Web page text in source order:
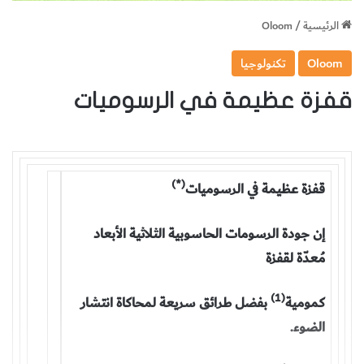
الرئيسية/
Oloom
Oloom تكنولوجيا
قفزة عظيمة في الرسوميات
قفزة عظيمة في الرسوميات(*)
إن جودة الرسومات الحاسوبية الثلاثية الأبعاد
مُعدّة لقفزة
كمومية(1)
بفضل طرائق سريعة لمحاكاة انتشار
الضوء.